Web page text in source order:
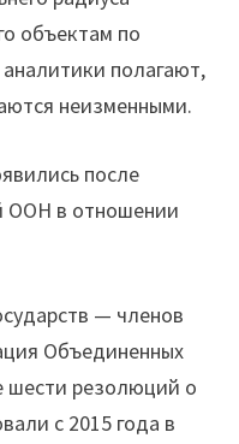
объектам по
полагают,
неизменными.
после
ООН в отношении
— членов
Объединенных
шести резолюций о
с 2015 года в